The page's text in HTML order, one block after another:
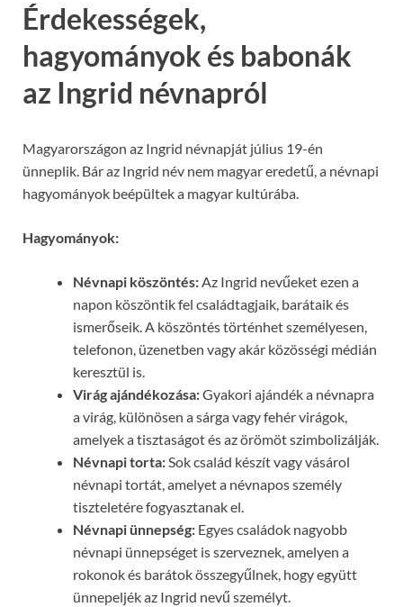
Érdekességek,
hagyományok és babonák
az Ingrid névnapról
Magyarországon az Ingrid névnapját július 19-én
ünneplik. Bár az Ingrid név nem magyar eredetű, a névnapi
hagyományok beépültek a magyar kultúrába.
Hagyományok:
Névnapi köszöntés:Az Ingrid nevűeket ezen a
napon köszöntik fel családtagjaik, barátaik és
ismerőseik. A köszöntés történhet személyesen,
telefonon, üzenetben vagy akár közösségi médián
keresztül is.
Virág ajándékozása:Gyakori ajándék a névnapra
a virág, különösen a sárga vagy fehér virágok,
amelyek a tisztaságot és az örömöt szimbolizálják.
Névnapi torta:Sok család készít vagy vásárol
névnapi tortát, amelyet a névnapos személy
tiszteletére fogyasztanak el.
Névnapi ünnepség: Egyes családok nagyobb
névnapi ünnepséget is szerveznek, amelyen a
rokonok és barátok összegyűlnek, hogy együtt
ünnepeljék az Ingrid nevű személyt.